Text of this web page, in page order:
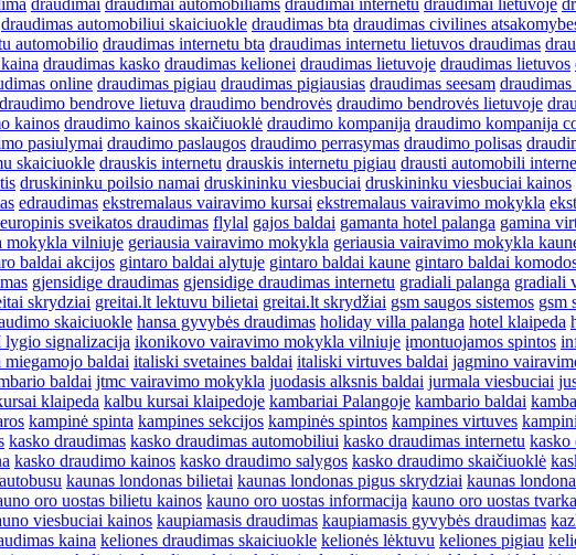
draudimas automobiliui skaiciuokle draudimas bta draudimas civilines
automobilio draudimas internetu bta draudimas internetu lietuvos draudimas
draudimas kasko draudimas kelionei draudimas lietuvoje draudimas lietuvos
online draudimas pigiau draudimas pigiausias draudimas seesam
draudimo bendrove lietuva draudimo bendrovės draudimo bendrovės lietuvoje
kainos draudimo kainos skaičiuoklė draudimo kompanija draudimo kompanija
pasiulymai draudimo paslaugos draudimo perrasymas draudimo polisas
skaiciuokle drauskis internetu drauskis internetu pigiau drausti automobili
druskininku poilsio namai druskininku viesbuciai druskininku viesbuciai kainos
edraudimas ekstremalaus vairavimo kursai ekstremalaus vairavimo mokykla
europinis sveikatos draudimas flylal gajos baldai gamanta hotel palanga gamina
mokykla vilniuje geriausia vairavimo mokykla geriausia vairavimo mokykla
baldai akcijos gintaro baldai alytuje gintaro baldai kaune gintaro baldai
gjensidige draudimas gjensidige draudimas internetu gradiali palanga gradiali
skrydziai greitai.lt lektuvu bilietai greitai.lt skrydžiai gsm saugos sistemos gsm
skaiciuokle hansa gyvybės draudimas holiday villa palanga hotel klaipeda
signalizacija ikonikovo vairavimo mokykla vilniuje įmontuojamos spintos
baldai italiski svetaines baldai italiski virtuves baldai jagmino
baldai jtmc vairavimo mokykla juodasis alksnis baldai jurmala viesbuciai
klaipeda kalbu kursai klaipedoje kambariai Palangoje kambario baldai
kampinė spinta kampines sekcijos kampinės spintos kampines virtuves
kasko draudimas kasko draudimas automobiliui kasko draudimas internetu kasko
kasko draudimo kainos kasko draudimo salygos kasko draudimo skaičiuoklė
kaunas londonas bilietai kaunas londonas pigus skrydziai kaunas
oro uostas bilietu kainos kauno oro uostas informacija kauno oro uostas
viesbuciai kainos kaupiamasis draudimas kaupiamasis gyvybės draudimas
kaina keliones draudimas skaiciuokle kelionės lėktuvu keliones pigiau